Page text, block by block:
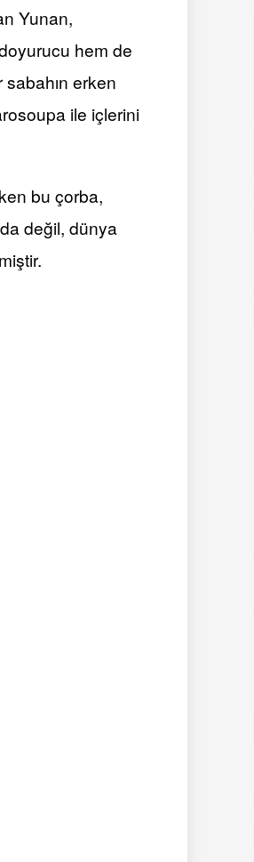
Yunan,
hem de
sabahın erken
ile içlerini
bu çorba,
değil, dünya